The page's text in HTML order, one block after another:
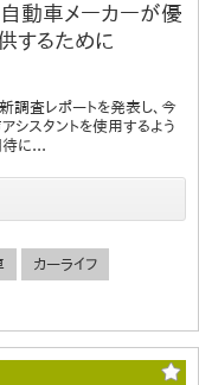
自動車メーカーが優
するために
新調査レポートを発表し、今
シスタントを使用するよう
待に...
カーライフ